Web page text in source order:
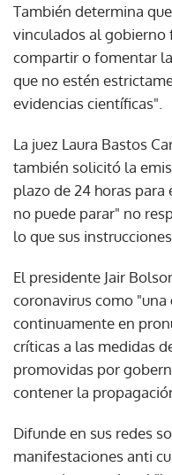
También determina
vinculados al gobierno
compartir o fomentar
que no estén
evidencias científicas".
La juez Laura Bastos
también solicitó la
plazo de 24 horas para
no puede parar" no
lo que sus
El presidente Jair
coronavirus como
continuamente en
críticas a las medidas
promovidas por
contener la
Difunde en sus redes
manifestaciones anti